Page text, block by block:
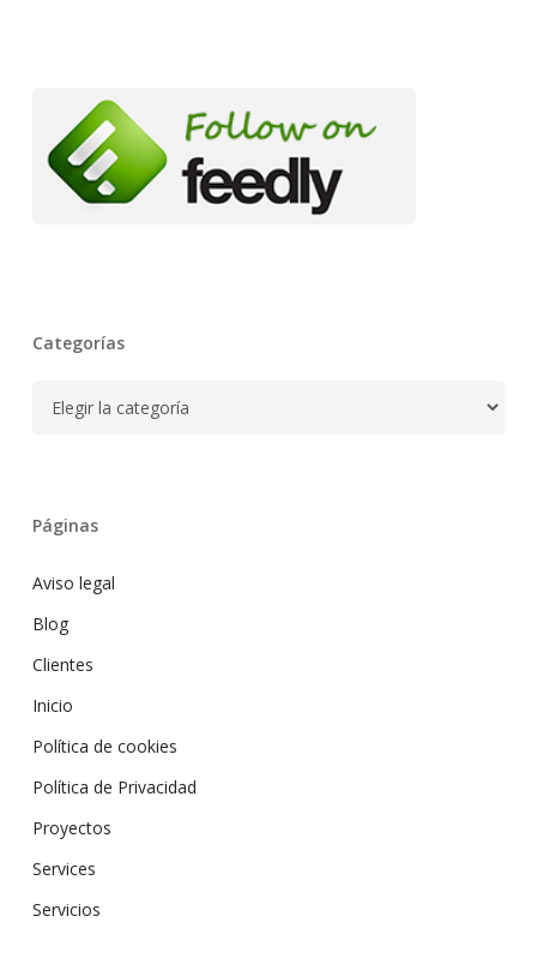
Categorías
Páginas
Aviso legal
Blog
Clientes
Inicio
Política de cookies
Política de Privacidad
Proyectos
Services
Servicios